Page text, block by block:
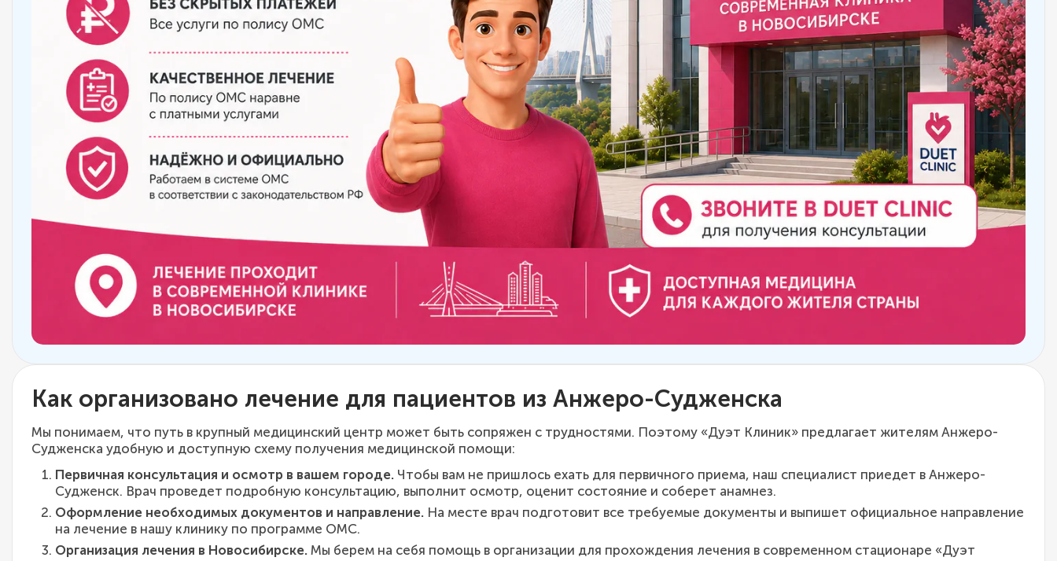
Как организовано лечение для пациентов из Анжеро-Судженска
Мы понимаем, что путь в крупный медицинский центр может быть сопряжен с трудностями. Поэтому «Дуэт Клиник» предлагает жителям Анжеро-
Судженска удобную и доступную схему получения медицинской помощи:
Первичная консультация и осмотр в вашем городе. Чтобы вам не пришлось ехать для первичного приема, наш специалист приедет в Анжеро-
Судженск. Врач проведет подробную консультацию, выполнит осмотр, оценит состояние и соберет анамнез.
Оформление необходимых документов и направление. На месте врач подготовит все требуемые документы и выпишет официальное направление
на лечение в нашу клинику по программе ОМС.
Организация лечения в Новосибирске. Мы берем на себя помощь в организации для прохождения лечения в современном стационаре «Дуэт